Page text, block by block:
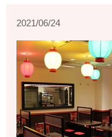
2021/06/24